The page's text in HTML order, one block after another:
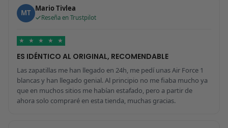
MT Mario Tivlea
Reseña en Trustpilot
★ ★ ★ ★ ★
ES IDÉNTICO AL ORIGINAL, RECOMENDABLE
Las zapatillas me han llegado en 24h, me pedí unas Air Force 1
blancas y han llegado genial. Al principio no me fiaba mucho ya
que en muchos sitios me habían estafado, pero a partir de
ahora solo compraré en esta tienda, muchas gracias.